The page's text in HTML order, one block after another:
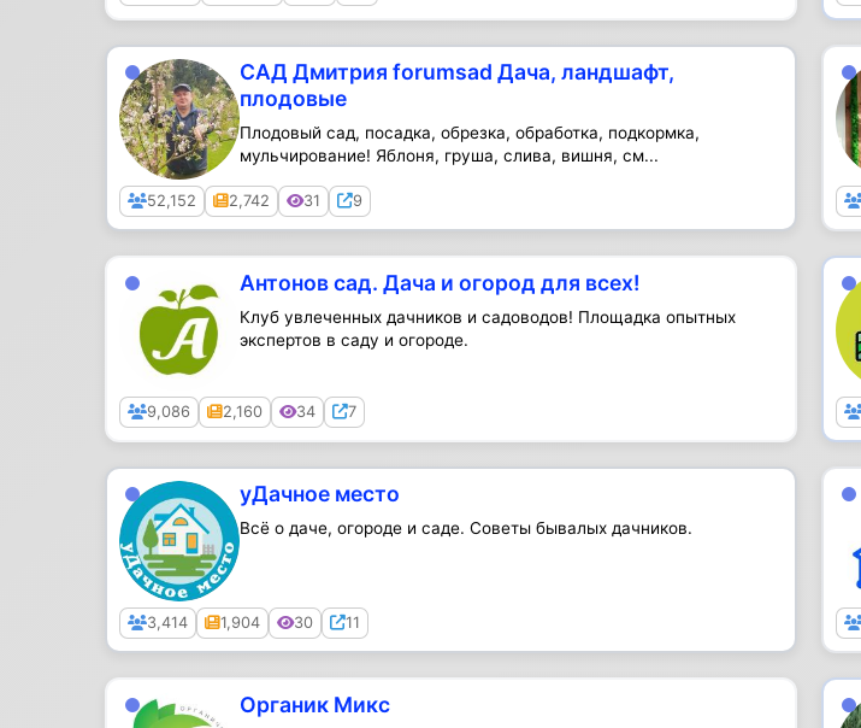
Public
САД Дмитрия forumsad Дача, ландшафт,
плодовые
Плодовый сад, посадка, обрезка, обработка, подкормка,
мульчирование! Яблоня, груша, слива, вишня, см...
52,152 2,742 31 9
Public
Антонов сад. Дача и огород для всех!
Клуб увлеченных дачников и садоводов! Площадка опытных
экспертов в саду и огороде.
9,086 2,160 34 7
Public
уДачное место
Всё о даче, огороде и саде. Советы бывалых дачников.
3,414 1,904 30 11
Органик Микс